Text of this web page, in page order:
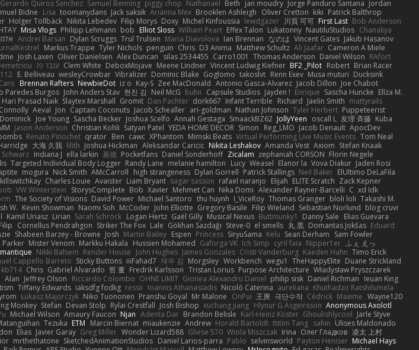
Gerardo Quiros Sanchez Samuel Benning piggy chop Nathanaël Beth jan moudry Jorge Panduro Santana Jordan
Bidne Lisa toomanydans Jack saksik Arianna Mex Brooklen Ashleigh Oliver Cretton kiki Patrick Balthrop
Holger Tollbäck Nikita Lebedev Filip Morys Doxy Michel Kinfoussia lewdgazer 川頁 可可 First Last Bob Anderson
Misa Vlogs Philipp Lehmann bob Elliot Sloss William Peart Effex Talon Lukatonny NautiluStudios Chanakya
Andrei Barsan Dylan Scruggs Trul Trulsen Maria Diavolova Ian Brennan なのは Vincent Gates Jakub Hasanov
Markus Trappe Tyler Nichols penguin Chris D3 Anima Matthew Schultz Ali Jaafar Cameron A Miele
Josh Laxen Oliver Danielsen Alex Duncan silas 2534455 Carro1001 Thomas Anderson Daniel Wilson RAfort
ענבר פז Clem White DeboxMojave Meene Lindner Vincent Ludwig Kiefner BF2 _Pilot Robert Brian Racer
E. Belliveau wesleyCrowbar Vibralizer Dominic Blake Goglomo takoslvt Renn Exev Musa muturi Ducksink
Brennan Rafters NewbieDot iz o Kay-S Zee MacDonald Antonio Gasca-Alvarez Jacob Dillon Joe Chabot
Paredes Burgos John Anders Stav 현진 김 Neil McG buhii Capsule Studios Jayden ! Enrique Sascha Huncke Elīza M.
Hari Prasad Naik Slaytex Marshall Gromit Dan Pachter dork667 Infant Terrible Richard Jaelin Smith mattyrails
Aeval Jon Captain Coconuts Jacob Schealler ari-goldman Nathan Johnson Tyler Herbert Puppeteerist
Dominick Joe Young Sascha Becker Joshua Scelfo Annah Gestaga SmaackBZ62 JollyYeen oscall L 友理 斉藤 Kuba
Jason Anderson Christian Kohli Satyan Patel YEDA HOME DECOR Simon Reg_LMO Jacob Denault ApocDev
Renato Pinochet qrator Ben cawc XPhantom Mimski Beats Virtual Performing Live Music Events Tom Neal
大海 久我 lilith Joshua Hickman Aleksandar Caricic Nikita Leshakov Amanda Vest Axiom Stefan Knaak
Schwarz Indiana J ella larkin 基德 Pocketfans Daniel Sonderhoff Zicalam zephaniah CORSON Florin Negele
Targeted Individual Body Logger Randy Lane melanie hamilton Lucy Weasel Elanor la Vova Diakur Jaden Rosi
mogura Nick Smith AMcCarroll high strangeness Dylan Gorrell Patrick Stallings Neil Baker ElUltimo DeLaFila
killswitchkay Charles Louie Avaister Liam Bryant sagar sasson rafael naranjo Elijah ELITE Scratch Zack Kepner
VW Winterstein StorysComplete Bob Xavier Mehmet Can Nika Domi Alexander Rayner-Barcelli C xd Idk
The Society of Visions David Power Michael Santoro thu huynh I_ViceRoy Thomas Granger bloli loli Takashi M.
W. Kevin Showman Naomi Soh McCoder John Elliotte Gregory Basile Filip Wieland Sebastian Norlund blog cruvi
Kamil Uriasz Lirian Sarah Schrock Logan Hertz Gaël Gilly Musical Nexus Buttmunky1 Danny Sale Elias Guevara
Filip Cornellus Pendrahgon Striker The Fox Lale Gökhan Sazdağı Steve-0 el smells 丸 黒 Domantas Jokšas Eduard
Shabeen Barzey - Browne Josh Martin Bailey Espen Princess SiryuSama Kelu Sean Derham Sam Fowler
Parker Mister Venom Markku Hakala Hussien Mohamed Gaforga VK Ich Simp cyril faia Nipper1er ふぇ えっ
Nikki Balsem Render House John Hughes James Gonzales Cristi Vanderburg Kaeden Hahn Timo Erick
Cappello Barreto Sticky Buttons iiiFahad7 재우 김 Morgsley Workbench wegu1 TheHappyElite Duane Strickland
kb714 Chris Gabriel Alvarado 哲 董 Fredrik Karlsson Tristan Lorius Purpose Architecture Władysław Pryszczarek
Alan Jeffrey Olson Riccardo Colombo OHNE LIMIT Gionea Alexandru Daniel philip sisk Daniel Richman Ieuan King
Tiffany Edwards iaksdfg fodkg ressii Ioannis Athanasiadis Nicolò Caterina aureliana Khuthadzo Ratshilumela
Łukasz Majorczyk Niko Tuononen Pranshu Goyal Mr Malone OnPui 王庚 극단수작 Cédrick Maxime Wayne120
Monkey Stefan Devan Stolp Rylai Crestfall Josh Bishop xuchang jiang Hlynur G Asgeirsson Anonymous Axolotl
Michael Wilson Amaury Faucon Njan Adenta Dar Brandon Belisle Karl-Heinz Köster Ghoulishlycool Jarle Styve
Tezuka ETM Marcin Biernat miaukenzie Andrew Horald Bartoldt ttitim Tang sahin Ulises Maldonado
Elias Javier Garay Greg Miller Wonder Lizard588 Gliese 570 Wiola Miszczak Irina Олег Гладков 凌太 上村
mrthethatone SketchedAnimationStudios Daniel Larios-parra Pablo selvinsworld Payton Heniser Michael Hays